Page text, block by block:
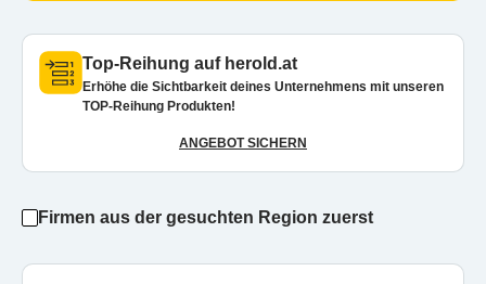
Top-Reihung auf herold.at
Erhöhe die Sichtbarkeit deines Unternehmens mit unseren
TOP-Reihung Produkten!
ANGEBOT SICHERN
Firmen aus der gesuchten Region zuerst